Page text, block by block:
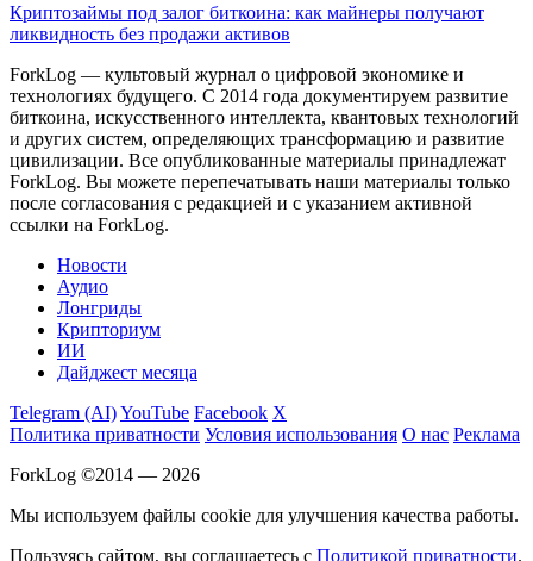
Криптозаймы под залог биткоина: как майнеры получают
ликвидность без продажи активов
ForkLog — культовый журнал о цифровой экономике и
технологиях будущего. С 2014 года документируем развитие
биткоина, искусственного интеллекта, квантовых технологий
и других систем, определяющих трансформацию и развитие
цивилизации. Все опубликованные материалы принадлежат
ForkLog. Вы можете перепечатывать наши материалы только
после согласования с редакцией и с указанием активной
ссылки на ForkLog.
Новости
Аудио
Лонгриды
Крипториум
ИИ
Дайджест месяца
Telegram (AI)YouTube Facebook X
Политика приватности Условия использования О нас Реклама
ForkLog ©2014 — 2026
Мы используем файлы cookie для улучшения качества работы.
Пользуясь сайтом, вы соглашаетесь с Политикой приватности.